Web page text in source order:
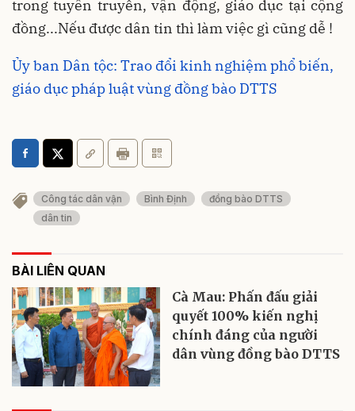
trong tuyên truyền, vận động, giáo dục tại cộng
đồng...Nếu được dân tin thì làm việc gì cũng dễ !
Ủy ban Dân tộc: Trao đổi kinh nghiệm phổ biến,
giáo dục pháp luật vùng đồng bào DTTS
Công tác dân vận Bình Định
đồng bào DTTS
dân tin
BÀI LIÊN QUAN
Cà Mau: Phấn đấu giải
quyết 100% kiến nghị
chính đáng của người
dân vùng đồng bào DTTS